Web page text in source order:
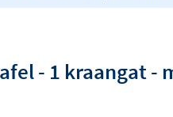
- 1 kraangat -